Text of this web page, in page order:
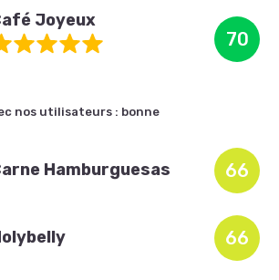
Joyeux
70
nos utilisateurs : bonne
Hamburguesas 66
66